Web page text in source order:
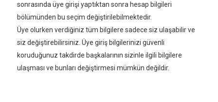
sonrasında üye girişi yaptıktan sonra hesap bilgileri
bölümünden bu seçim değiştirilebilmektedir.
Üye olurken verdiğiniz tüm bilgilere sadece siz ulaşabilir ve
siz değiştirebilirsiniz. Üye giriş bilgilerinizi güvenli
koruduğunuz takdirde başkalarının sizinle ilgili bilgilere
ulaşması ve bunları değiştirmesi mümkün değildir.